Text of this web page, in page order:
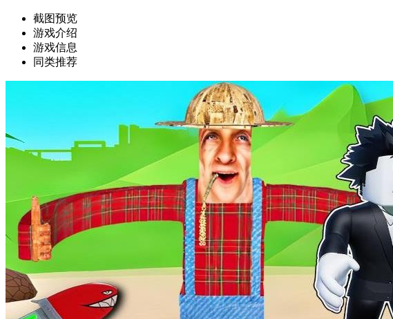
截图预览
游戏介绍
游戏信息
同类推荐